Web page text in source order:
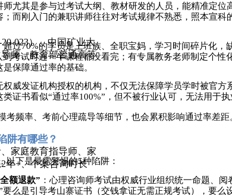
师尤其是参与过考试大纲、教材研发的人员，能精准定位
而刚入门的兼职讲师往往对考试规律不熟悉，照本宣科
超过70%的学员是上班族、全职宝妈，学习时间碎片化，
考试时连一半课程都没看完；有专属教务老师制定个性
保障通过率的基础。
权威发证机构授权的机构，不仅无法保障学员学时被官方
证书看似“通过率100%”，但不被行业认可，无法用于执
考频率、考前心理疏导等细节，也会累积影响通过率差距
阱有哪些？
以下是最需警惕的5种陷阱：
额退款” ：心理咨询师考试由权威行业组织统一命题、
要么是引导考山寨证书（交钱拿证无需正规考试），要么
023）、中国矿业大
师、教育部普通高等
家庭教育指导师、家
年+、个案咨询时长